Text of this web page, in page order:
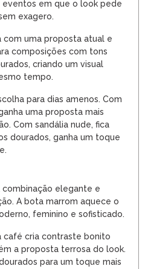
eventos em que o look pede
exagero.
com uma proposta atual e
composições com tons
criando um visual
tempo.
para dias amenos. Com
uma proposta mais
Com sandália nude, fica
dourados, ganha um toque
combinação elegante e
A bota marrom aquece o
feminino e sofisticado.
café cria contraste bonito
a proposta terrosa do look.
para um toque mais